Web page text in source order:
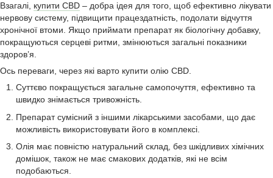
Взагалі, купити CBD – добра ідея для того, щоб ефективно лікувати
нервову систему, підвищити працездатність, подолати відчуття
хронічної втоми. Якщо приймати препарат як біологічну добавку,
покращуються серцеві ритми, змінюються загальні показники
здоров’я.
Ось переваги, через які варто купити олію CBD.
Суттєво покращується загальне самопочуття, ефективно та
швидко знімається тривожність.
Препарат сумісний з іншими лікарськими засобами, що дає
можливість використовувати його в комплексі.
Олія має повністю натуральний склад, без шкідливих хімічних
домішок, також не має смакових додатків, які не всім
подобаються.